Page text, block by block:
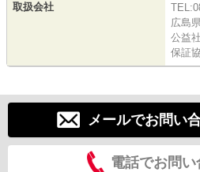
取扱会社
広島
公益
保証
メールでお問い
電話でお問